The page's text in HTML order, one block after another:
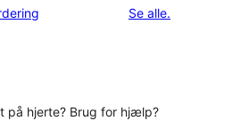
Se alleanmeldelser
.
på hjerte? Brug for hjælp?